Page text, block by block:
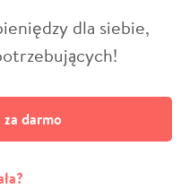
dla siebie,
darmo